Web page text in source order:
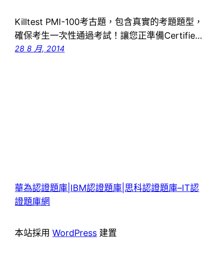
Killtest PMI-100考古題，包含真實的考題題型，
確保考生一次性通過考試！讓您正準備Certifie…
28 8 月, 2014
華為認證題庫|IBM認證題庫|思科認證題庫–IT認
證題庫網
本站採用WordPress 建置